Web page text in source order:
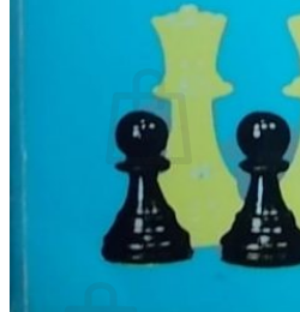
Nema proizvoda u košarici
Povratak u trgovinu
Košarica